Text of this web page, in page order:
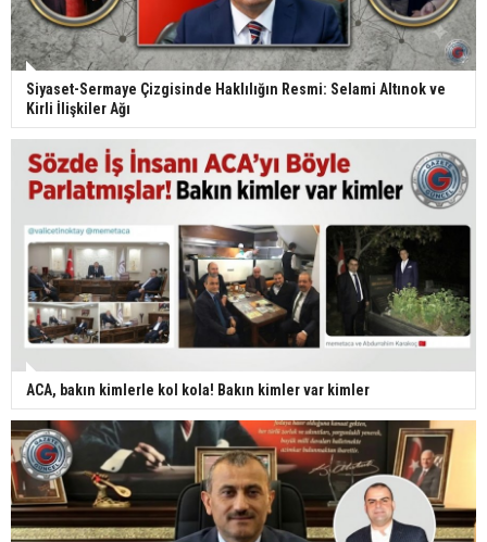
Siyaset-Sermaye Çizgisinde Haklılığın Resmi: Selami Altınok ve
Kirli İlişkiler Ağı
ACA, bakın kimlerle kol kola! Bakın kimler var kimler